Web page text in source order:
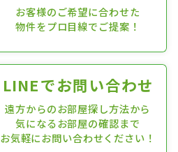
お客様のご希望に合わせた
物件をプロ目線でご提案！
LINEでお問い合わせ
遠方からのお部屋探し方法から
気になるお部屋の確認まで
お気軽にお問い合わせください！